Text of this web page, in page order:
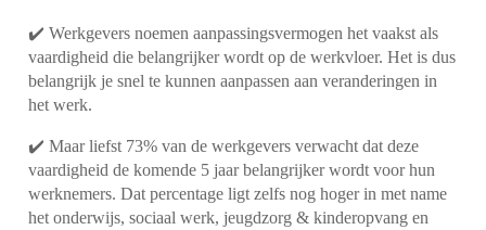
✔️ Werkgevers noemen aanpassingsvermogen het vaakst als
vaardigheid die belangrijker wordt op de werkvloer. Het is dus
belangrijk je snel te kunnen aanpassen aan veranderingen in
het werk.
✔️ Maar liefst 73% van de werkgevers verwacht dat deze
vaardigheid de komende 5 jaar belangrijker wordt voor hun
werknemers. Dat percentage ligt zelfs nog hoger in met name
het onderwijs, sociaal werk, jeugdzorg & kinderopvang en